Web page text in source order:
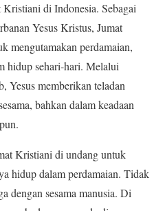
di Indonesia. Sebagai
Yesus Kristus, Jumat
mengutamakan perdamaian,
hidup sehari-hari. Melalui
Yesus memberikan teladan
bahkan dalam keadaan
Kristiani di undang untuk
hidup dalam perdamaian. Tidak
dengan sesama manusia. Di